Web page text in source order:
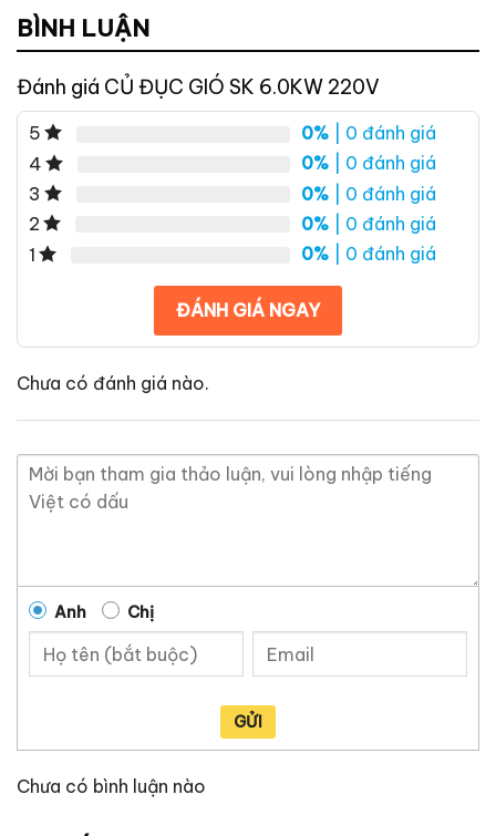
BÌNH LUẬN
Đánh giá CỦ ĐỤC GIÓ SK 6.0KW 220V
5 0% | 0 đánh giá
4
0% | 0 đánh giá
3
0% | 0 đánh giá
2
0% | 0 đánh giá
1
0% | 0 đánh giá
ĐÁNH GIÁ NGAY
Chưa có đánh giá nào.
Anh Chị
GỬI
Chưa có bình luận nào